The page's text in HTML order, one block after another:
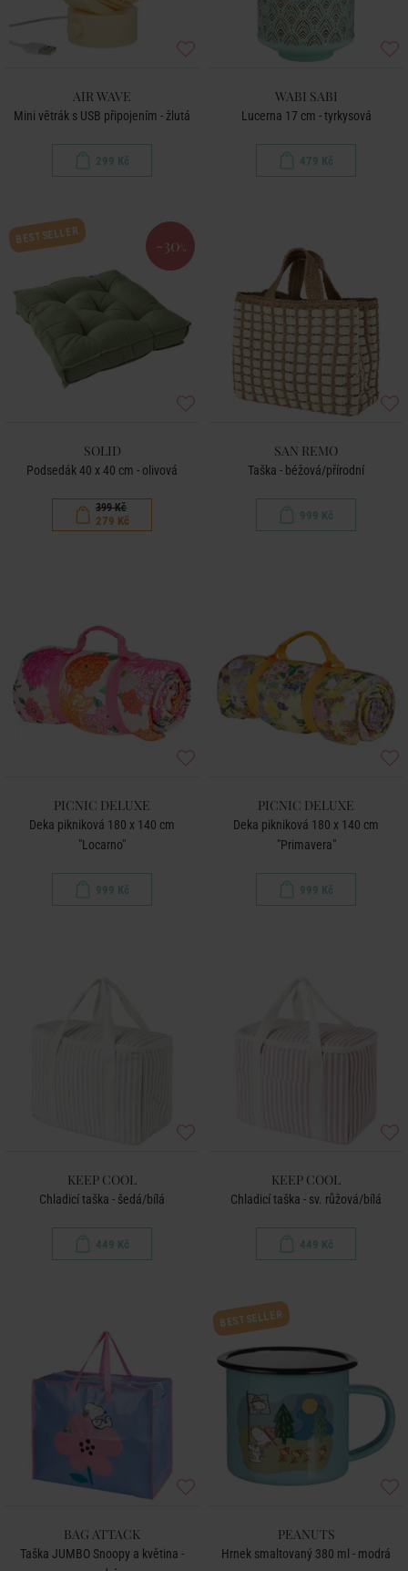
AIR WAVE
Mini větrák s USB připojením - žlutá
299 Kč
WABI SABI
Lucerna 17 cm - tyrkysová
479 Kč
BESTSELLER -30 %
SOLID
Podsedák 40 x 40 cm - olivová
399 Kč
279 Kč
SAN REMO
Taška - béžová/přírodní
999 Kč
PICNIC DELUXE
Deka pikniková 180 x 140 cm
"Locarno"
999 Kč
PICNIC DELUXE
Deka pikniková 180 x 140 cm
"Primavera"
999 Kč
KEEP COOL
Chladicí taška - šedá/bílá
449 Kč
KEEP COOL
Chladicí taška - sv. růžová/bílá
449 Kč
BAG ATTACK
Taška JUMBO Snoopy a květina -
BESTSELLER
PEANUTS
Hrnek smaltovaný 380 ml - modrá